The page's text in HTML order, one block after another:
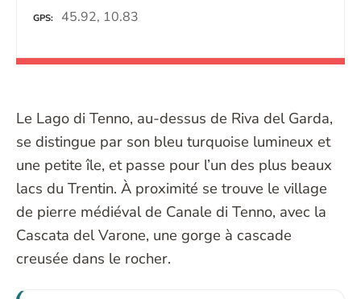
GPS 45.92, 10.83
Le Lago di Tenno, au-dessus de Riva del Garda,
se distingue par son bleu turquoise lumineux et
une petite île, et passe pour l’un des plus beaux
lacs du Trentin. À proximité se trouve le village
de pierre médiéval de Canale di Tenno, avec la
Cascata del Varone, une gorge à cascade
creusée dans le rocher.